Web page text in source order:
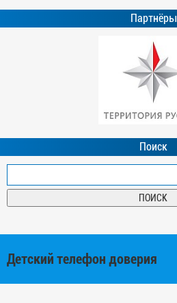
Партнёры
Поиск
Детский телефон доверия